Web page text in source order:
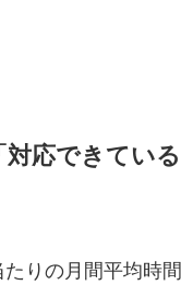
対応できてい
りの月間平均時